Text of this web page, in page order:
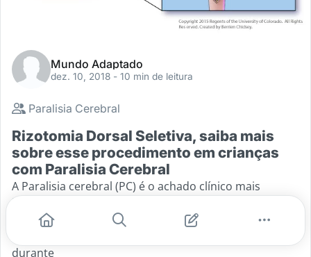
Mundo Adaptado
dez. 10, 2018 - 10 min de leitura
Paralisia Cerebral
Rizotomia Dorsal Seletiva, saiba mais
sobre esse procedimento em crianças
com Paralisia Cerebral
A Paralisia cerebral (PC) é o achado clínico mais
incapacitante na infância. Envolvendo alterações no
movimento e postura do corpo secundários a uma
durante